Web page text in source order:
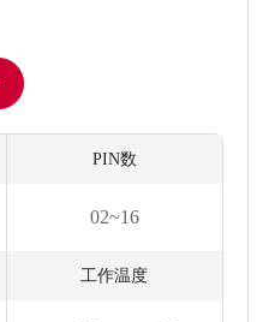
PIN数
02~16
工作温度